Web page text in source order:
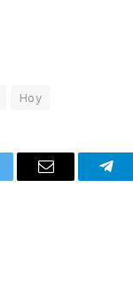
Hoy
Email